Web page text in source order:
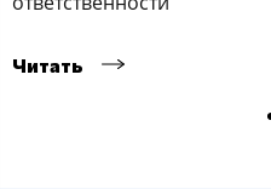
Читать